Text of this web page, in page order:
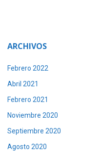
ARCHIVOS
Febrero 2022
Abril 2021
Febrero 2021
Noviembre 2020
Septiembre 2020
Agosto 2020